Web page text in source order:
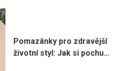
Pomazánky pro zdravější
životní styl: Jak si pochu…